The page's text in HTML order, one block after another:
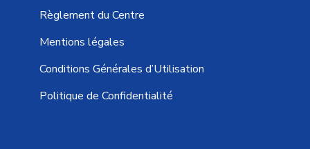
Règlement du Centre
Mentions légales
Conditions Générales d’Utilisation
Politique de Confidentialité